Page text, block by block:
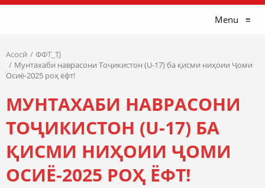
Menu ≡
Асосӣ
ФФТ_TJ
Мунтахаби наврасони Тоҷикистон (U-17) ба қисми ниҳоии Ҷоми
Осиё-2025 роҳ ёфт!
МУНТАХАБИ НАВРАСОНИ
ТОҶИКИСТОН (U-17) БА
ҚИСМИ НИҲОИИ ҶОМИ
ОСИЁ-2025 РОҲ ЁФТ!